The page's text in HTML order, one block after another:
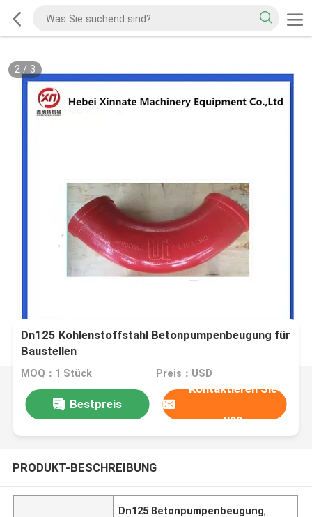
2/ 3
Dn125 Kohlenstoffstahl Betonpumpenbeugung für
Baustellen
MOQ：1 Stück Preis：USD
Bestpreis
Kontaktieren Sie
uns
PRODUKT-BESCHREIBUNG
Dn125 Betonpumpenbeugung,